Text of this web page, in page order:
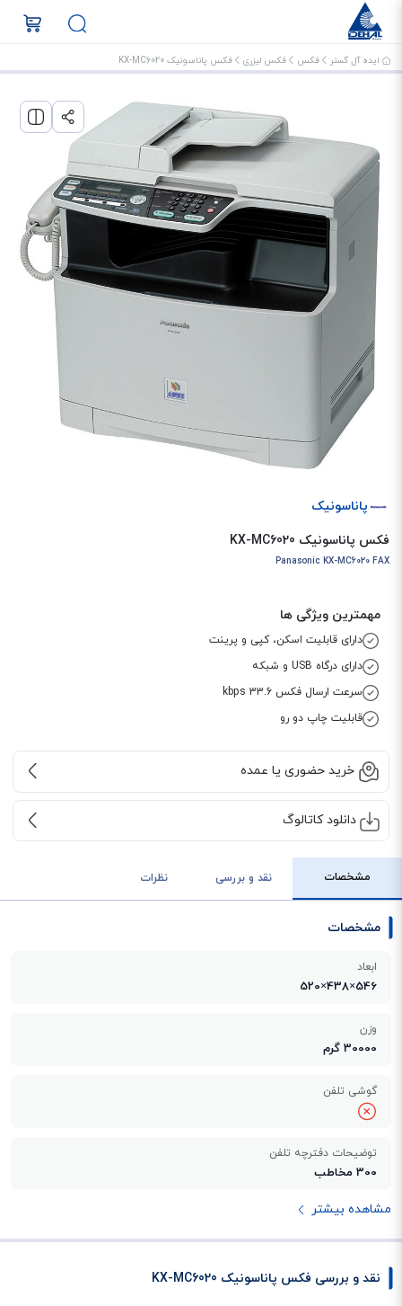
ایده آل گستر فکس فکس لیزری فکس پاناسونیک KX-MC6020
پاناسونیک
فکس پاناسونیک KX-MC6020
Panasonic KX-MC6020 FAX
مهمترین ویژگی ها
دارای قابلیت اسکن، کپی و پرینت
دارای درگاه USB و شبکه
سرعت ارسال فکس 33.6 kbps
قابلیت چاپ دو رو
خرید حضوری یا عمده
دانلود کاتالوگ
مشخصات نقد و بررسی نظرات
مشخصات
ابعاد
546×438×520
وزن
30000 گرم
گوشی تلفن
توضیحات دفترچه تلفن
300 مخاطب
مشاهده بیشتر
نقد و بررسی فکس پاناسونیک KX-MC6020